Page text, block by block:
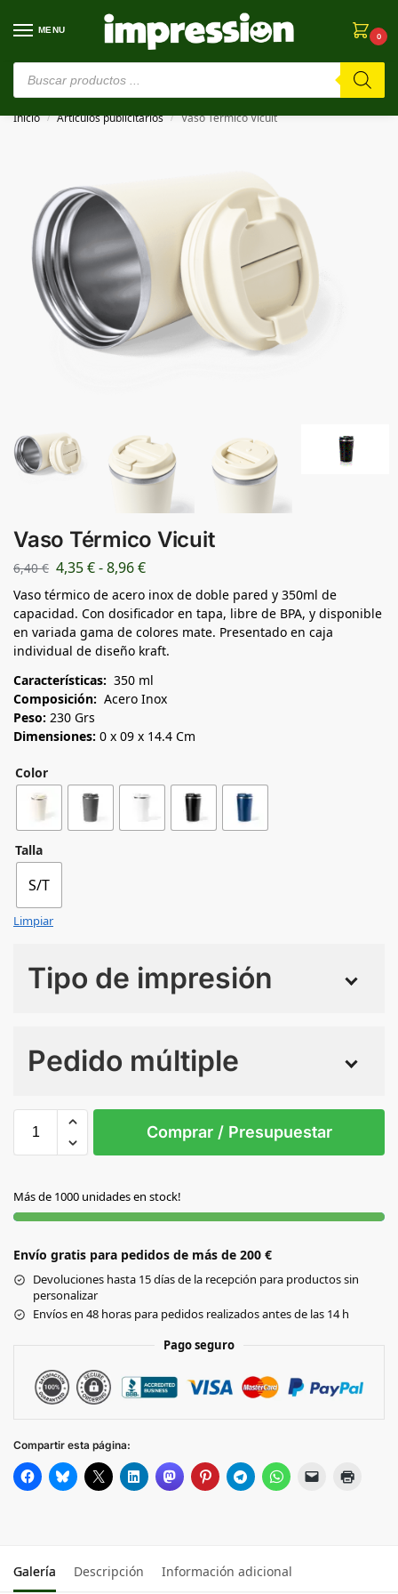
MENU
0
⚠️ Estamos en pruebas. Si algo falla, ¡Perdón!⚠️
Inicio / Artículos publicitarios / Vaso Térmico Vicuit
Vaso Térmico Vicuit
6,40€ 4,35€-8,96€
Vaso térmico de acero inox de doble pared y 350ml de
capacidad. Con dosificador en tapa, libre de BPA, y disponible
en variada gama de colores mate. Presentado en caja
individual de diseño kraft.
Características: 350 ml
Composición: Acero Inox
Peso: 230 Grs
Dimensiones: 0 x 09 x 14.4 Cm
Color
Talla
S/T
Limpiar
Tipo de impresión
Pedido múltiple
S/T
GRIS
MARINO
NATURAL
Comprar / Presupuestar
Más de 1000 unidades en stock!
Envío gratis para pedidos de más de 200 €
Devoluciones hasta 15 días de la recepción para productos sin
personalizar
Envíos en 48 horas para pedidos realizados antes de las 14 h
Pago seguro
Compartir esta página:
Galería Descripción Información adicional